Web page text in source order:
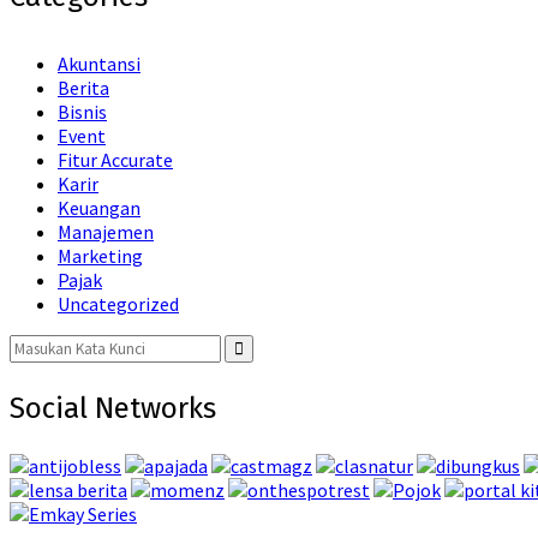
Akuntansi
Berita
Bisnis
Event
Fitur Accurate
Karir
Keuangan
Manajemen
Marketing
Pajak
Uncategorized
Search
for:
Search
Social Networks